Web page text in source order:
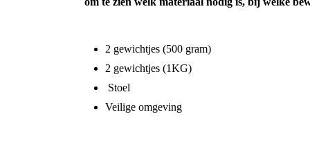
2 gewichtjes (500 gram)
2 gewichtjes (1KG)
Stoel
Veilige omgeving